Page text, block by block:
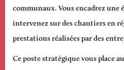
communaux. Vous encadrez
intervenez sur des chantiers en
prestations réalisées par des
Ce poste stratégique vous place